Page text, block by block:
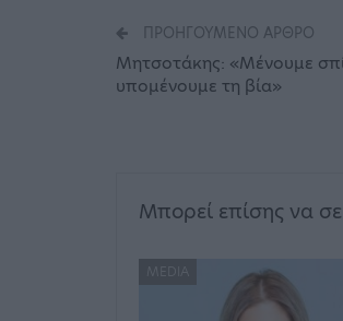
ΠΡΟΗΓΟΎΜΕΝΟ ΆΡΘΡΟ
Μητσοτάκης: «Μένουμε
υπομένουμε τη βία»
Μπορεί επίσης να
MEDIA